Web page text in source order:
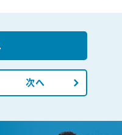
次へ